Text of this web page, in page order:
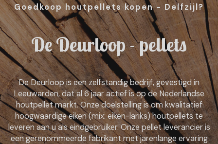
Goedkoop houtpellets kopen - Delfzijl?
De Deurloop - pellets
De Deurloop is een zelfstandig bedrijf, gevestigd in
Leeuwarden, dat al 6 jaar actief is op de Nederlandse
houtpellet markt. Onze doelstelling is om kwalitatief
hoogwaardige eiken (mix: eiken-lariks) houtpellets te
leveren aan u als eindgebruiker. Onze pellet leverancier is
een gerenommeerde fabrikant met jarenlange ervaring